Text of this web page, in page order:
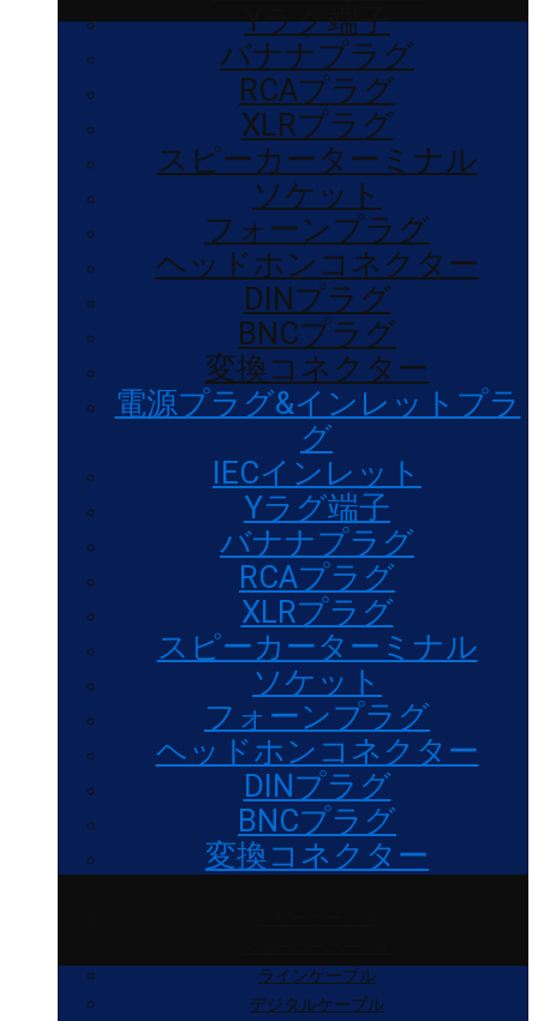
Yラグ端子
バナナプラグ
RCAプラグ
XLRプラグ
スピーカーターミナル
ソケット
フォーンプラグ
ヘッドホンコネクター
DINプラグ
BNCプラグ
変換コネクター
電源プラグ&インレットプラ
グ
IECインレット
Yラグ端子
バナナプラグ
RCAプラグ
XLRプラグ
スピーカーターミナル
ソケット
フォーンプラグ
ヘッドホンコネクター
DINプラグ
BNCプラグ
変換コネクター
ラインケーブル
デジタルケーブル